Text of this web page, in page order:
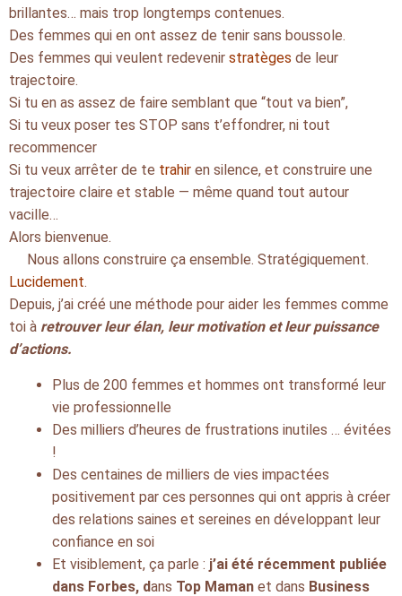
brillantes… mais trop longtemps contenues.
Des femmes qui en ont assez de tenir sans boussole.
Des femmes qui veulent redevenir stratèges de leur
trajectoire.
Si tu en as assez de faire semblant que “tout va bien”,
Si tu veux poser tes STOP sans t’effondrer, ni tout
recommencer
Si tu veux arrêter de te trahir en silence, et construire une
trajectoire claire et stable — même quand tout autour
vacille…
Alors bienvenue.
Nous allons construire ça ensemble. Stratégiquement.
Lucidement.
Depuis, j’ai créé une méthode pour aider les femmes comme
toi à retrouver leur élan, leur motivation et leur puissance
d’actions.
Plus de 200 femmes et hommes ont transformé leur
vie professionnelle
Des milliers d’heures de frustrations inutiles … évitées
!
Des centaines de milliers de vies impactées
positivement par ces personnes qui ont appris à créer
des relations saines et sereines en développant leur
confiance en soi
Et visiblement, ça parle : j’ai été récemment publiée
dans Forbes, dans Top Maman et dans Business